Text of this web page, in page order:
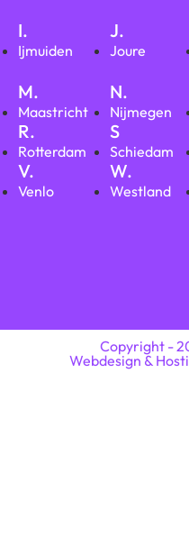
I.
Ijmuiden
J.
Joure
M.
Maastricht
N.
Nijmegen
R.
Rotterdam
S
Schiedam
V.
Venlo
W.
Westland
Copyright -
Webdesign &